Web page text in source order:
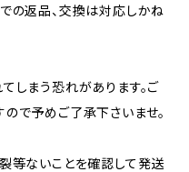
の返品、交換は対応しかね
しまう恐れがあります。ご
で予めご了承下さいませ。
等ないことを確認して発送